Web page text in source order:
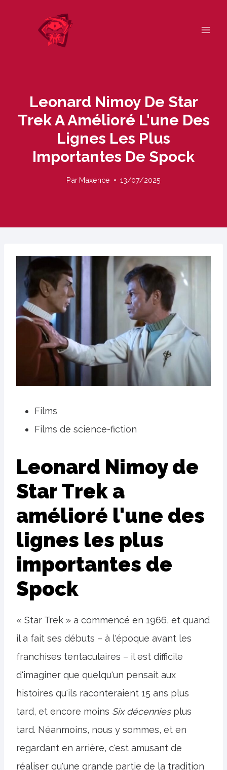
Leonard Nimoy De Star
Trek A Amélioré L'une Des
Lignes Les Plus
Importantes De Spock
Par Maxence 13/07/2025
Films
Films de science-fiction
Leonard Nimoy de
Star Trek a
amélioré l'une des
lignes les plus
importantes de
Spock
« Star Trek » a commencé en 1966, et quand
il a fait ses débuts – à l'époque avant les
franchises tentaculaires – il est difficile
d'imaginer que quelqu'un pensait aux
histoires qu'ils raconteraient 15 ans plus
tard, et encore moins Six décenniesplus
tard. Néanmoins, nous y sommes, et en
regardant en arrière, c'est amusant de
réaliser qu'une grande partie de la tradition